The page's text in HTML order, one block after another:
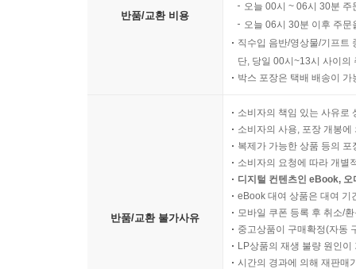
반품/교환 비용
오늘 00시 ~ 06시 30분
오늘 06시 30분 이후 주
직수입 음반/영상물/기프트
단, 당일 00시~13시 사이의
박스 포장은 택배 배송이
반품/교환 불가사유
소비자의 책임 있는 사유로
소비자의 사용, 포장 개봉
복제가 가능한 상품 등의
소비자의 요청에 따라 개별
디지털 컨텐츠인 eBook,
eBook 대여 상품은 대여 기
모바일 쿠폰 등록 후 취소/
중고상품이 구매확정(자동
LP상품의 재생 불량 원인
시간의 경과에 의해 재판매